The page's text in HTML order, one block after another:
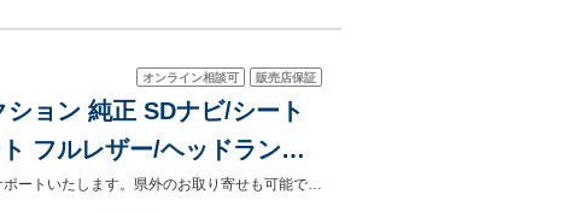
オンライン相談可 販売店保証
ョン 純正 SDナビ/シート
フルレザー/ヘッドランプ
装置
お客様が安心してカーライフをお楽しみいただけるよう社員一同心を込めてサポートいたします。県外のお取り寄せも可能です！是非お気軽にご相談ください。